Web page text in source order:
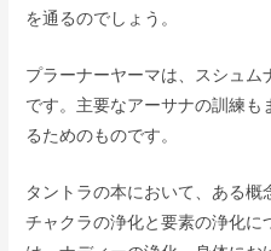
を通るのでしょう。
プラーナーヤーマは、スシュ
です。主要なアーサナの訓練
るためのものです。
タントラの本において、ある概
チャクラの浄化と要素の浄化に